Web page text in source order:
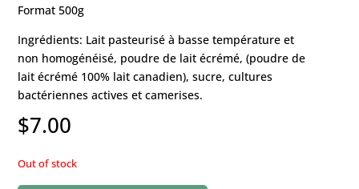
Format 500g
Ingrédients: Lait pasteurisé à basse température et
non homogénéisé, poudre de lait écrémé, (poudre de
lait écrémé 100% lait canadien), sucre, cultures
bactériennes actives et camerises.
$7.00
Out of stock